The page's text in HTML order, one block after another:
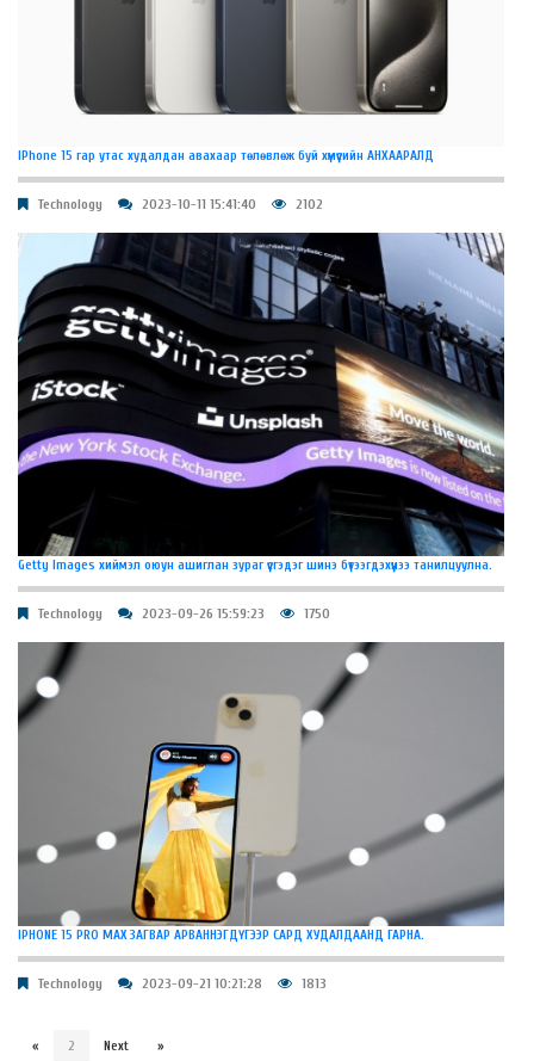
IPhone 15 гар утас худалдан авахаар төлөвлөж буй хүмүүсийн АНХААРАЛД
Technology 2023-10-11 15:41:40 2102
Getty Images хиймэл оюун ашиглан зураг үүсгэдэг шинэ бүтээгдэхүүнээ танилцуулна.
Technology 2023-09-26 15:59:23 1750
IPHONE 15 PRO MAX ЗАГВАР АРВАННЭГДҮГЭЭР САРД ХУДАЛДААНД ГАРНА.
Technology 2023-09-21 10:21:28 1813
« 2 Next »